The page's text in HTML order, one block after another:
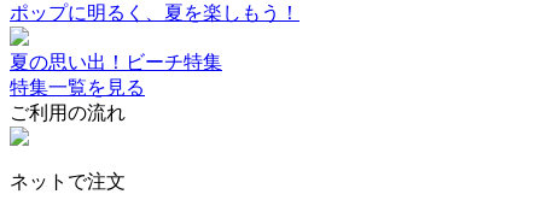
ポップに明るく、夏を楽しもう！
夏の思い出！ビーチ特集
特集一覧を見る
ご利用の流れ
ネットで注文